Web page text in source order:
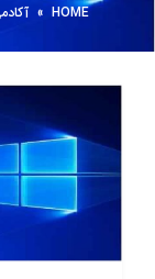
HOME
»